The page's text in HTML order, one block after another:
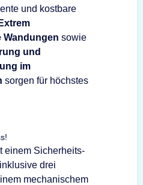
und kostbare
Extrem
sowie
und
im
sorgen für höchstes
einem Sicherheits-
drei
mechanischem